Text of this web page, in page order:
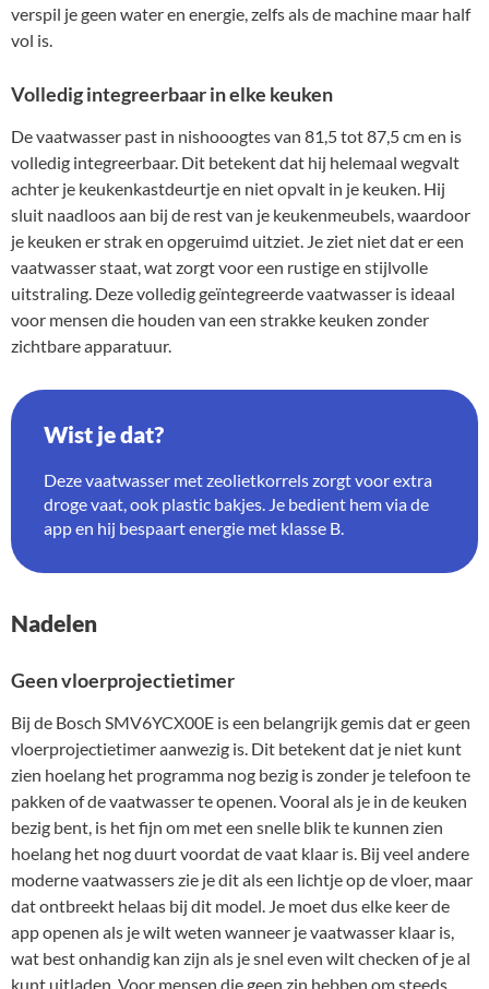
verspil je geen water en energie, zelfs als de machine maar half
vol is.
Volledig integreerbaar in elke keuken
De vaatwasser past in nishooogtes van 81,5 tot 87,5 cm en is
volledig integreerbaar. Dit betekent dat hij helemaal wegvalt
achter je keukenkastdeurtje en niet opvalt in je keuken. Hij
sluit naadloos aan bij de rest van je keukenmeubels, waardoor
je keuken er strak en opgeruimd uitziet. Je ziet niet dat er een
vaatwasser staat, wat zorgt voor een rustige en stijlvolle
uitstraling. Deze volledig geïntegreerde vaatwasser is ideaal
voor mensen die houden van een strakke keuken zonder
zichtbare apparatuur.
Wist je dat?
Deze vaatwasser met zeolietkorrels zorgt voor extra
droge vaat, ook plastic bakjes. Je bedient hem via de
app en hij bespaart energie met klasse B.
Nadelen
Geen vloerprojectietimer
Bij de Bosch SMV6YCX00E is een belangrijk gemis dat er geen
vloerprojectietimer aanwezig is. Dit betekent dat je niet kunt
zien hoelang het programma nog bezig is zonder je telefoon te
pakken of de vaatwasser te openen. Vooral als je in de keuken
bezig bent, is het fijn om met een snelle blik te kunnen zien
hoelang het nog duurt voordat de vaat klaar is. Bij veel andere
moderne vaatwassers zie je dit als een lichtje op de vloer, maar
dat ontbreekt helaas bij dit model. Je moet dus elke keer de
app openen als je wilt weten wanneer je vaatwasser klaar is,
wat best onhandig kan zijn als je snel even wilt checken of je al
kunt uitladen. Voor mensen die geen zin hebben om steeds